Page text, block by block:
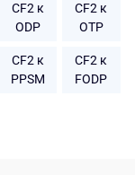
CF2 к
ODP
CF2 к
OTP
CF2 к
PPSM
CF2 к
FODP